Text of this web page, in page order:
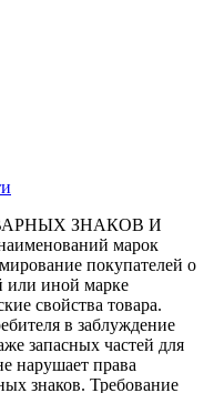
ЗНАКОВ И
марок
покупателей о
или иной марке
свойства товара.
в заблуждение
запасных частей для
нарушает права
знаков. Требование